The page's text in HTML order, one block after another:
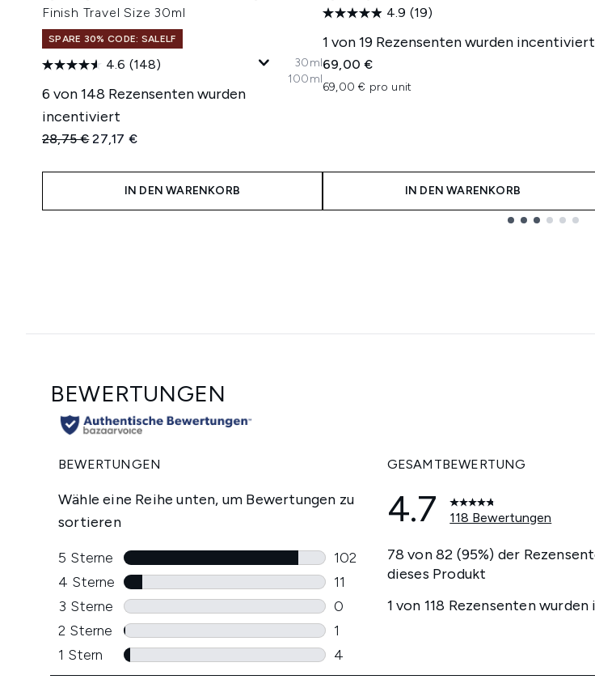
Finish Travel Size 30ml
SPARE 30% CODE: SALELF
4.6 (148)
6 von 148 Rezensenten wurden
incentiviert
Unverbindliche Preisempfehlung:
28,75 €Aktueller Preis:
27,17 €
30ml
100ml
IN DEN WARENKORB
4.9 (19)
1 von 19 Rezensenten wurden incentiviert
69,00 €
69,00 € pro unit
IN DEN WARENKORB